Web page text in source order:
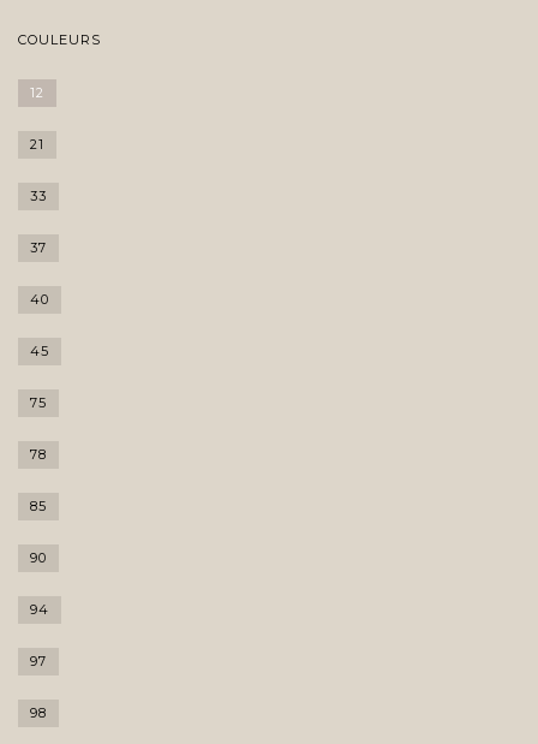
COULEURS
12
21
33
37
40
45
75
78
85
90
94
97
98